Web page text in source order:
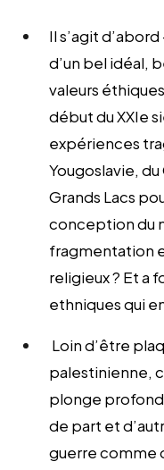
Il s’agit
d’un bel idéal,
valeurs
début du XXIe
expériences
Yougoslavie, du
Grands Lacs
conception du
fragmentation
religieux ? Et a
ethniques qui
Loin d’être
palestinienne,
plonge
de part et
guerre comme